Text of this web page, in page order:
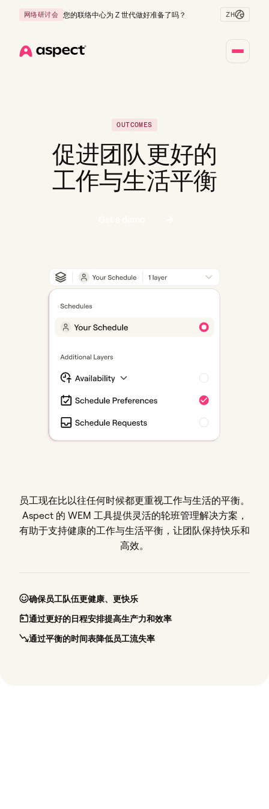
网络研讨会 您的联络中心为 Z 世代做好准备了吗？ ZH
OUTCOMES
促进团队更好的
工作与生活平衡
员工现在比以往任何时候都更重视工作与生活的平衡。
Aspect 的 WEM 工具提供灵活的轮班管理解决方案，
有助于支持健康的工作与生活平衡，让团队保持快乐和
高效。
确保员工队伍更健康、更快乐
通过更好的日程安排提高生产力和效率
通过平衡的时间表降低员工流失率